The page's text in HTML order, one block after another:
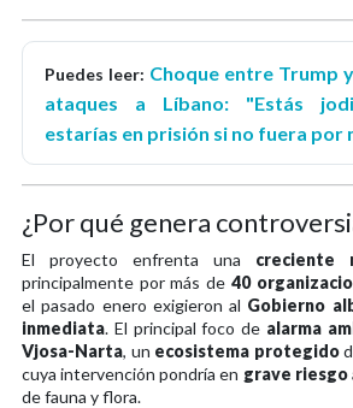
Puedes leer: Choque entre Trump
ataques a Líbano: "Estás
estarías en prisión si no fuera por
¿Por qué genera
El proyecto enfrenta una creciente
principalmente por más de 40
el pasado enero exigieron al Gobierno
inmediata. El principal foco de alarma
Vjosa-Narta, un ecosistema protegido
cuya intervención pondría en grave riesgo
de fauna y flora.